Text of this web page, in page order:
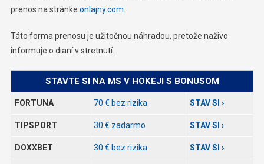
prenos na stránke onlajny.com
Táto forma prenosu je užitočnou náhradou, pretože naživo
informuje o dianí v stretnutí.
STAVTE SI NA MS V HOKEJI S BONUSOM
FORTUNA 70 € bez rizika STAV SI ›
TIPSPORT 30 € zadarmo STAV SI ›
DOXXBET 30 € bez rizika STAV SI ›